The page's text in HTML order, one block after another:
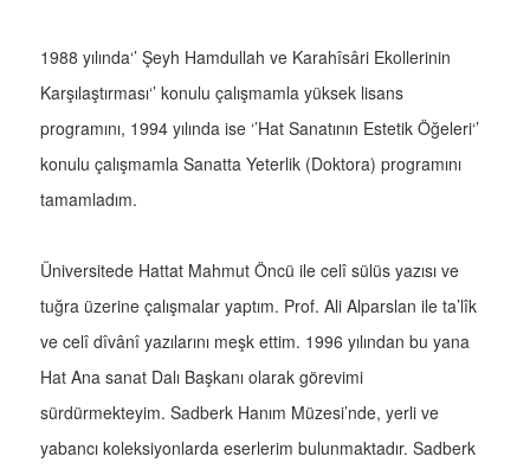
1988 yılında‘’ Şeyh Hamdullah ve Karahîsâri Ekollerinin
Karşılaştırması‘’ konulu çalışmamla yüksek lisans
programını, 1994 yılında ise ‘’Hat Sanatının Estetik Öğeleri‘’
konulu çalışmamla Sanatta Yeterlik (Doktora) programını
tamamladım.
Üniversitede Hattat Mahmut Öncü ile celî sülüs yazısı ve
tuğra üzerine çalışmalar yaptım. Prof. Ali Alparslan ile ta’lîk
ve celî dîvânî yazılarını meşk ettim. 1996 yılından bu yana
Hat Ana sanat Dalı Başkanı olarak görevimi
sürdürmekteyim. Sadberk Hanım Müzesi’nde, yerli ve
yabancı koleksiyonlarda eserlerim bulunmaktadır. Sadberk